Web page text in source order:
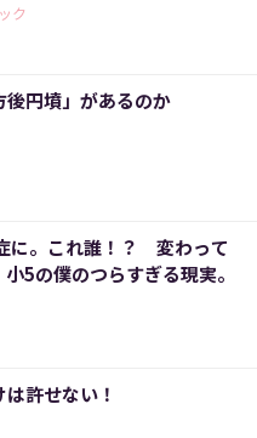
ク
円墳」があるのか
に。これ誰！？ 変わって
5の僕のつらすぎる現実。
許せない！